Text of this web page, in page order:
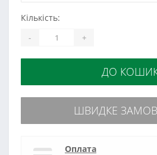
Кількість:
- +
ДО
ШВИДКЕ
Оплата